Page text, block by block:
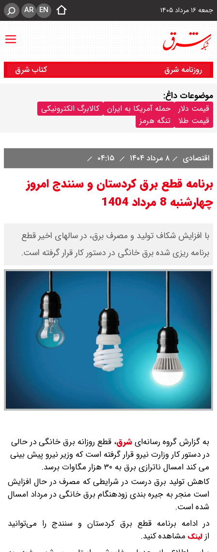
جمعه ۱۶ مرداد ۱۴۰۵ EN
AR
روزنامه شرق کتاب شرق
موضوعات داغ:
قیمت دلار حمله آمریکا به ایران
کالابرگ الکترونیکی
قیمت طلا
تنگه هرمز
اقتصادی ۸ مرداد ۱۴۰۴
برنامه قطع برق کردستان و سنندج امروز
چهارشنبه 8 مرداد 1404
با افزایش شکاف تولید و مصرف برق، در سالهای اخیر قطع
برنامه ریزی شده برق خانگی در دستور کار قرار گرفته است.
به گزارش گروه رسانه‌ایشرق، قطع روزانه برق خانگی در حالی
در دستور کار وزارت نیرو قرار گرفته است که وزیر نیرو پیش بینی
می کند امسال ناترازی برق به ۳۰ هزار مگاوات برسد.
کاهش تولید برق درست در شرایطی که مصرف در حال افزایش
است منجر به جیره بندی زودهنگام برق خانگی در مرداد امسال
شده است.
در ادامه برنامه قطع برق کردستان و سنندج را می‌توانید
از لینکمشاهده کنید.